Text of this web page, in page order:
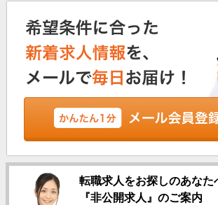
転職求人をお探しのあなた
『非公開求人』のご案内